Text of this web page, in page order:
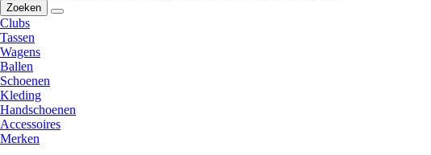
Zoeken
Clubs
Tassen
Wagens
Ballen
Schoenen
Kleding
Handschoenen
Accessoires
Merken